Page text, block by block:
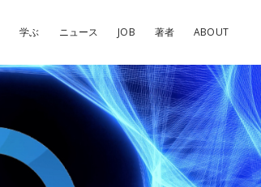
学ぶ ニュース JOB 著者 ABOUT